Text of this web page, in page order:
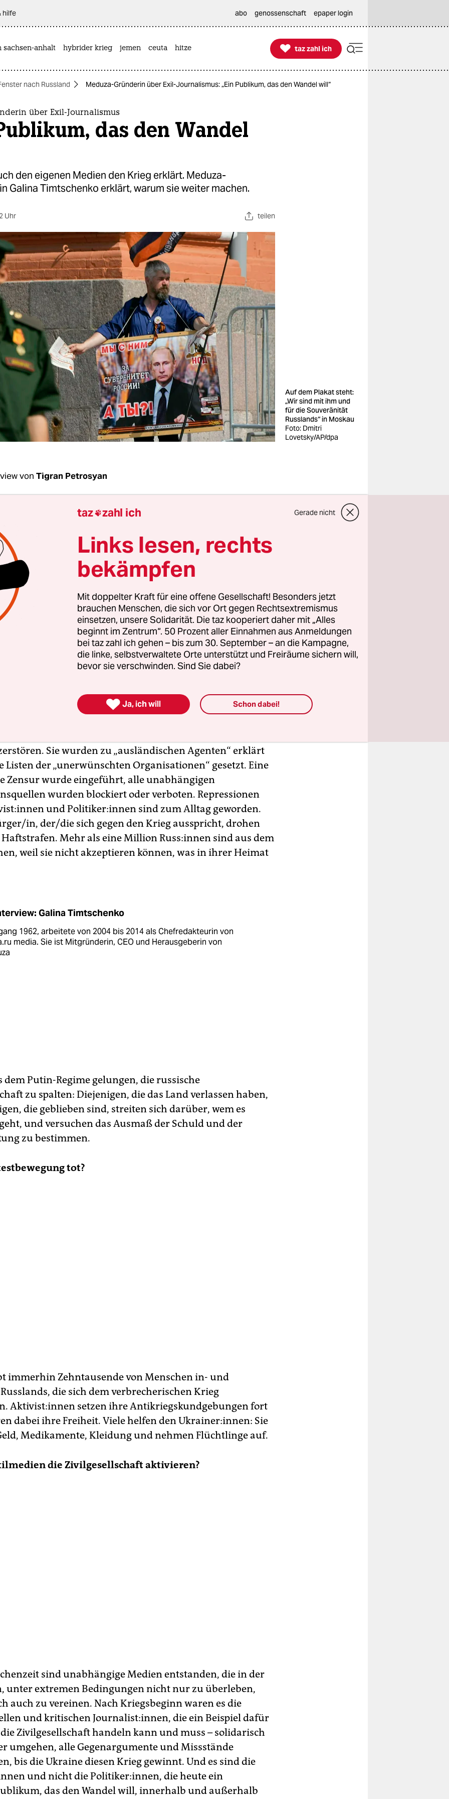
hilfe abo genossenschaft epaper login
sachsen-anhalt hybrider krieg jemen ceuta hitze 
taz zahl ich
taz zahl ich
nach Russland Meduza-Gründerin über Exil-Journalismus: „Ein Publikum, das den Wandel will“
über Exil-Journalismus
das den Wandel
den eigenen Medien den Krieg erklärt. Meduza-
Galina Timtschenko erklärt, warum sie weiter machen.
Uhr teilen
Auf dem Plakat steht:
„Wir sind mit ihm und
für die Souveränität
Russlands“ in Moskau
Foto: Dmitri
Lovetsky/AP/dpa
von Tigran Petrosyan
Zensur, auf Linie getrimmte Staatsmedien und die rigide
derer, die sich gegen den Angriffskrieg aussprechen, haben
nicht verfehlt.
Die taz-Panter Stiftung sorgte mit ihrem
früh dafür, dass trotz aller Propaganda ein
Fenster geöffnet blieb, das Wladimir Putin nicht
kann. Es ist ein Spalt der Hoffnung, für jene, die zum Teil
ihres Lebens für freie Informationen und gegen Putins
kämpfen. Galina Timtschenko, Mitbegründerin des
russischen Exilmediums Meduza, ist eine von ihnen.
der russische Angriffskrieg gegen die
Zivilgesellschaft?
Sie wurden zu „ausländischen Agenten“ erklärt
Listen der „unerwünschten Organisationen“ gesetzt. Eine
Zensur wurde eingeführt, alle unabhängigen
wurden blockiert oder verboten. Repressionen
und Po­li­ti­ke­r:in­nen sind zum Alltag geworden.
in, der/die sich gegen den Krieg ausspricht, drohen
Mehr als eine Million Rus­s:in­nen sind aus dem
weil sie nicht akzeptieren können, was in ihrer Heimat
Galina Timtschenko
1962, arbeitete von 2004 bis 2014 als Chefredakteurin von
media. Sie ist Mitgründerin, CEO und Herausgeberin von
dem Putin-Regime gelungen, die russische
zu spalten: Diejenigen, die das Land verlassen haben,
die geblieben sind, streiten sich darüber, wem es
und versuchen das Ausmaß der Schuld und der
zu bestimmen.
tot?
immerhin Zehntausende von Menschen in- und
die sich dem verbrecherischen Krieg
Ak­ti­vis­t:in­nen setzen ihre Antikriegskundgebungen fort
dabei ihre Freiheit. Viele helfen den Ukrainer:innen: Sie
Medikamente, Kleidung und nehmen Flüchtlinge auf.
die Zivilgesellschaft aktivieren?
sind unabhängige Medien entstanden, die in der
unter extremen Bedingungen nicht nur zu überleben,
auch zu vereinen. Nach Kriegsbeginn waren es die
und kritischen Journalist:innen, die ein Beispiel dafür
Zivilgesellschaft handeln kann und muss – solidarisch
umgehen, alle Gegenargumente und Missstände
bis die Ukraine diesen Krieg gewinnt. Und es sind die
und nicht die Politiker:innen, die heute ein
das den Wandel will, innerhalb und außerhalb
taz zahl ich Gerade nicht
Links lesen, rechts
bekämpfen
Mit doppelter Kraft für eine offene Gesellschaft! Besonders jetzt
brauchen Menschen, die sich vor Ort gegen Rechtsextremismus
einsetzen, unsere Solidarität. Die taz kooperiert daher mit „Alles
beginnt im Zentrum“. 50 Prozent aller Einnahmen aus Anmeldungen
bei taz zahl ich gehen – bis zum 30. September – an die Kampagne,
die linke, selbstverwaltete Orte unterstützt und Freiräume sichern will,
bevor sie verschwinden. Sind Sie dabei?
 Ja, ich will Schon dabei!